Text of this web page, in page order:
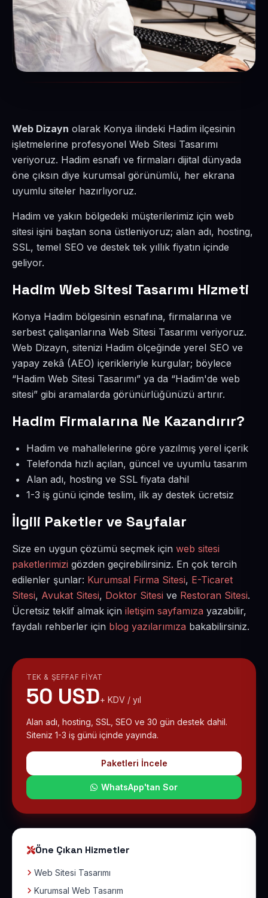
Web Dizayn olarak Konya ilindeki Hadim ilçesinin
işletmelerine profesyonel Web Sitesi Tasarımı
veriyoruz. Hadim esnafı ve firmaları dijital dünyada
öne çıksın diye kurumsal görünümlü, her ekrana
uyumlu siteler hazırlıyoruz.
Hadim ve yakın bölgedeki müşterilerimiz için web
sitesi işini baştan sona üstleniyoruz; alan adı, hosting,
SSL, temel SEO ve destek tek yıllık fiyatın içinde
geliyor.
Hadim Web Sitesi Tasarımı Hizmeti
Konya Hadim bölgesinin esnafına, firmalarına ve
serbest çalışanlarına Web Sitesi Tasarımı veriyoruz.
Web Dizayn, sitenizi Hadim ölçeğinde yerel SEO ve
yapay zekâ (AEO) içerikleriyle kurgular; böylece
“Hadim Web Sitesi Tasarımı” ya da “Hadim'de web
sitesi” gibi aramalarda görünürlüğünüzü artırır.
Hadim Firmalarına Ne Kazandırır?
Hadim ve mahallelerine göre yazılmış yerel içerik
Telefonda hızlı açılan, güncel ve uyumlu tasarım
Alan adı, hosting ve SSL fiyata dahil
1-3 iş günü içinde teslim, ilk ay destek ücretsiz
İlgili Paketler ve Sayfalar
Size en uygun çözümü seçmek için web sitesi
paketlerimizi gözden geçirebilirsiniz. En çok tercih
edilenler şunlar: Kurumsal Firma Sitesi, E-Ticaret
Sitesi, Avukat Sitesi, Doktor Sitesi ve Restoran Sitesi.
Ücretsiz teklif almak için iletişim sayfamıza yazabilir,
faydalı rehberler için blog yazılarımıza bakabilirsiniz.
TEK & ŞEFFAF FIYAT
50 USD+ KDV / yıl
Alan adı, hosting, SSL, SEO ve 30 gün destek dahil.
Siteniz 1-3 iş günü içinde yayında.
Paketleri İncele
WhatsApp'tan Sor
Öne Çıkan Hizmetler
Web Sitesi Tasarımı
Kurumsal Web Tasarım